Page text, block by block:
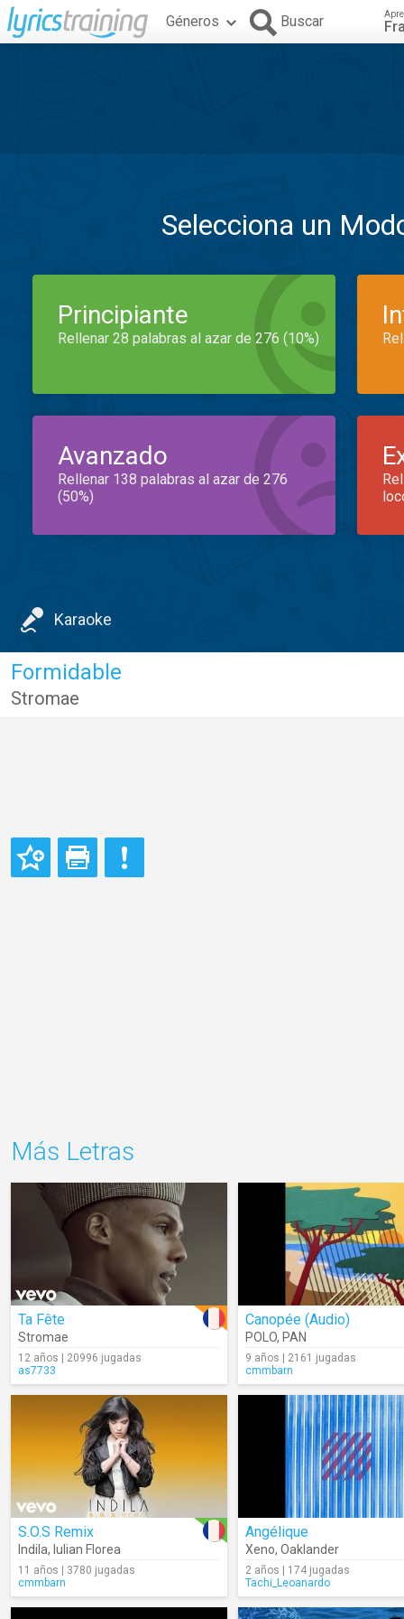
Géneros Buscar
Selecciona un
Principiante
Rellenar 28 palabras al azar de 276 (10%)
Avanzado
Rellenar 138 palabras al azar de 276
(50%)
Karaoke
Formidable
Stromae
Más Letras
Ta Fête
Stromae
12 años | 20996 jugadas
as7733
Canopée (Audio)
POLO, PAN
9 años | 2161 jugadas
cmmbarn
S.O.S Remix
Indila, Iulian Florea
11 años | 3780 jugadas
cmmbarn
Angélique
Xeno, Oaklander
2 años | 174 jugadas
Tachi_Leoanardo